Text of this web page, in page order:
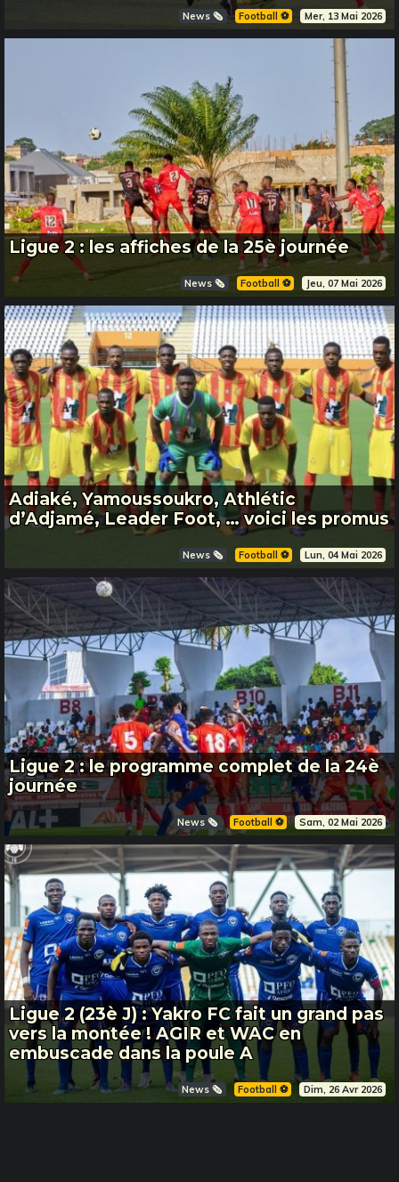
News 🗞️ Football ⚽️ Mer, 13 Mai 2026
Ligue 2 : les affiches de la 25è journée
News 🗞️ Football ⚽️ Jeu, 07 Mai 2026
Adiaké, Yamoussoukro, Athlétic
d’Adjamé, Leader Foot, … voici les promus
News 🗞️ Football ⚽️ Lun, 04 Mai 2026
Ligue 2 : le programme complet de la 24è
journée
News 🗞️ Football ⚽️ Sam, 02 Mai 2026
Ligue 2 (23è J) : Yakro FC fait un grand pas
vers la montée ! AGIR et WAC en
embuscade dans la poule A
News 🗞️ Football ⚽️ Dim, 26 Avr 2026